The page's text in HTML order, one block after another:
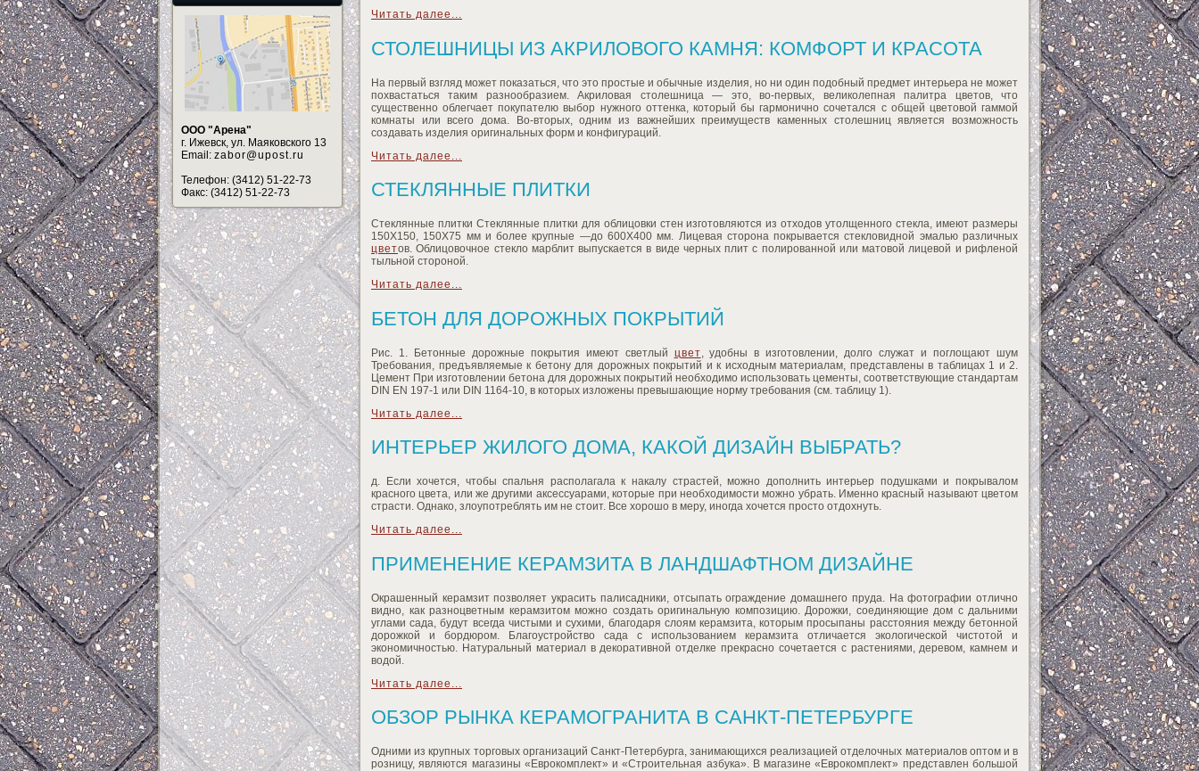
ООО "Арена"
г. Ижевск, ул. Маяковского 13
Email: zabor@upost.ru
Телефон: (3412) 51-22-73
Факс: (3412) 51-22-73
Читать далее...
СТОЛЕШНИЦЫ ИЗ АКРИЛОВОГО КАМНЯ: КОМФОРТ И КРАСОТА
На первый взгляд может показаться, что это простые и обычные изделия, но ни один подобный предмет интерьера не может
похвастаться таким разнообразием. Акриловая столешница — это, во-первых, великолепная палитра цветов, что
существенно облегчает покупателю выбор нужного оттенка, который бы гармонично сочетался с общей цветовой гаммой
комнаты или всего дома. Во-вторых, одним из важнейших преимуществ каменных столешниц является возможность
создавать изделия оригинальных форм и конфигураций.
Читать далее...
СТЕКЛЯННЫЕ ПЛИТКИ
Стеклянные плитки Стеклянные плитки для облицовки стен изготовляются из отходов утолщенного стекла, имеют размеры
150X150, 150X75 мм и более крупные —до 600X400 мм. Лицевая сторона покрывается стекловидной эмалью различных
цветов. Облицовочное стекло марблит выпускается в виде черных плит с полированной или матовой лицевой и рифленой
тыльной стороной.
Читать далее...
БЕТОН ДЛЯ ДОРОЖНЫХ ПОКРЫТИЙ
Рис. 1. Бетонные дорожные покрытия имеют светлый цвет , удобны в изготовлении, долго служат и поглощают шум
Требования, предъявляемые к бетону для дорожных покрытий и к исходным материалам, представлены в таблицах 1 и 2.
Цемент При изготовлении бетона для дорожных покрытий необходимо использовать цементы, соответствующие стандартам
DIN EN 197-1 или DIN 1164-10, в которых изложены превышающие норму требования (см. таблицу 1).
Читать далее...
ИНТЕРЬЕР ЖИЛОГО ДОМА, КАКОЙ ДИЗАЙН ВЫБРАТЬ?
д. Если хочется, чтобы спальня располагала к накалу страстей, можно дополнить интерьер подушками и покрывалом
красного цвета, или же другими аксессуарами, которые при необходимости можно убрать. Именно красный называют цветом
страсти. Однако, злоупотреблять им не стоит. Все хорошо в меру, иногда хочется просто отдохнуть.
Читать далее...
ПРИМЕНЕНИЕ КЕРАМЗИТА В ЛАНДШАФТНОМ ДИЗАЙНЕ
Окрашенный керамзит позволяет украсить палисадники, отсыпать ограждение домашнего пруда. На фотографии отлично
видно, как разноцветным керамзитом можно создать оригинальную композицию. Дорожки, соединяющие дом с дальними
углами сада, будут всегда чистыми и сухими, благодаря слоям керамзита, которым просыпаны расстояния между бетонной
дорожкой и бордюром. Благоустройство сада с использованием керамзита отличается экологической чистотой и
экономичностью. Натуральный материал в декоративной отделке прекрасно сочетается с растениями, деревом, камнем и
водой.
Читать далее...
ОБЗОР РЫНКА КЕРАМОГРАНИТА В САНКТ-ПЕТЕРБУРГЕ
Одними из крупных торговых организаций Санкт-Петербурга, занимающихся реализацией отделочных материалов оптом и в
розницу, являются магазины «Еврокомплект» и «Строительная азбука». В магазине «Еврокомплект» представлен большой